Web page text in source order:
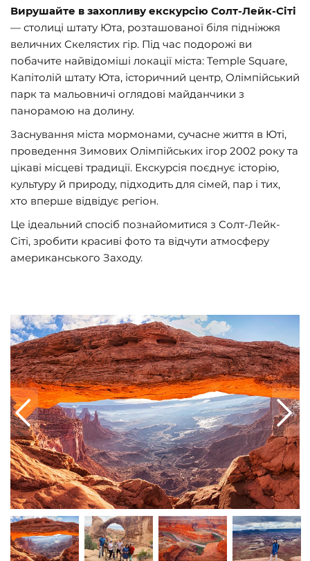
Вирушайте в захопливу екскурсію Солт-Лейк-Сіті
— столиці штату Юта, розташованої біля підніжжя
величних Скелястих гір. Під час подорожі ви
побачите найвідоміші локації міста: Temple Square,
Капітолій штату Юта, історичний центр, Олімпійський
парк та мальовничі оглядові майданчики з
панорамою на долину.
Заснування міста мормонами, сучасне життя в Юті,
проведення Зимових Олімпійських ігор 2002 року та
цікаві місцеві традиції. Екскурсія поєднує історію,
культуру й природу, підходить для сімей, пар і тих,
хто вперше відвідує регіон.
Це ідеальний спосіб познайомитися з Солт-Лейк-
Сіті, зробити красиві фото та відчути атмосферу
американського Заходу.